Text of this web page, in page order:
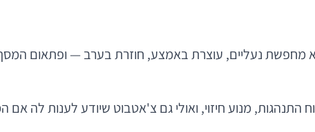
נעליים, עוצרת באמצע, חוזרת בערב — ופתאום המסך
מנוע חיזוי, ואולי גם צ'אטבוט שיודע לענות לה אם